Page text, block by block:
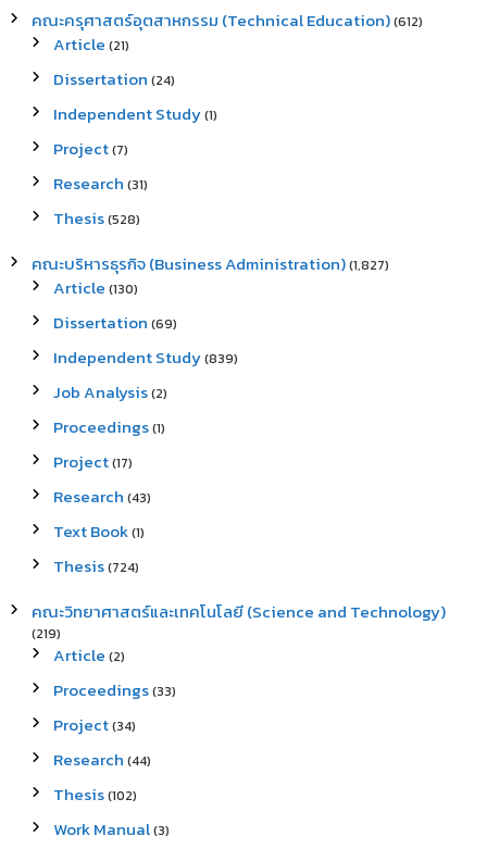
คณะครุศาสตร์อุตสาหกรรม (Technical Education)(612)
Article (21)
Dissertation (24)
Independent Study(1)
Project(7)
Research (31)
Thesis(528)
คณะบริหารธุรกิจ (Business Administration)(1,827)
Article (130)
Dissertation (69)
Independent Study(839)
Job Analysis(2)
Proceedings(1)
Project(17)
Research (43)
Text Book(1)
Thesis(724)
คณะวิทยาศาสตร์และเทคโนโลยี (Science and Technology)
(219)
Article (2)
Proceedings(33)
Project(34)
Research (44)
Thesis(102)
Work Manual(3)